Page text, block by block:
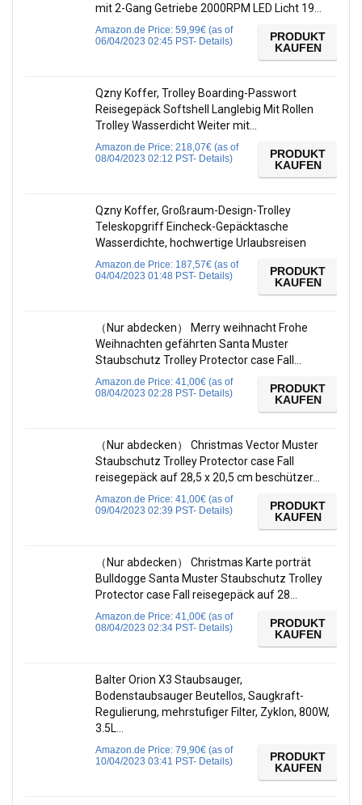
mit 2-Gang Getriebe 2000RPM LED Licht 19…
Amazon.de Price: 59,99€ (as of
06/04/2023 02:45 PST- Details)
PRODUKT
KAUFEN
Qzny Koffer, Trolley Boarding-Passwort
Reisegepäck Softshell Langlebig Mit Rollen
Trolley Wasserdicht Weiter mit…
Amazon.de Price: 218,07€ (as of
08/04/2023 02:12 PST- Details)
PRODUKT
KAUFEN
Qzny Koffer, Großraum-Design-Trolley
Teleskopgriff Eincheck-Gepäcktasche
Wasserdichte, hochwertige Urlaubsreisen
Amazon.de Price: 187,57€ (as of
04/04/2023 01:48 PST- Details)
PRODUKT
KAUFEN
（Nur abdecken） Merry weihnacht Frohe
Weihnachten gefährten Santa Muster
Staubschutz Trolley Protector case Fall…
Amazon.de Price: 41,00€ (as of
08/04/2023 02:28 PST- Details)
PRODUKT
KAUFEN
（Nur abdecken） Christmas Vector Muster
Staubschutz Trolley Protector case Fall
reisegepäck auf 28,5 x 20,5 cm beschützer…
Amazon.de Price: 41,00€ (as of
09/04/2023 02:39 PST- Details)
PRODUKT
KAUFEN
（Nur abdecken） Christmas Karte porträt
Bulldogge Santa Muster Staubschutz Trolley
Protector case Fall reisegepäck auf 28…
Amazon.de Price: 41,00€ (as of
08/04/2023 02:34 PST- Details)
PRODUKT
KAUFEN
Balter Orion X3 Staubsauger,
Bodenstaubsauger Beutellos, Saugkraft-
Regulierung, mehrstufiger Filter, Zyklon, 800W,
3.5L…
Amazon.de Price: 79,90€ (as of
10/04/2023 03:41 PST- Details)
PRODUKT
KAUFEN